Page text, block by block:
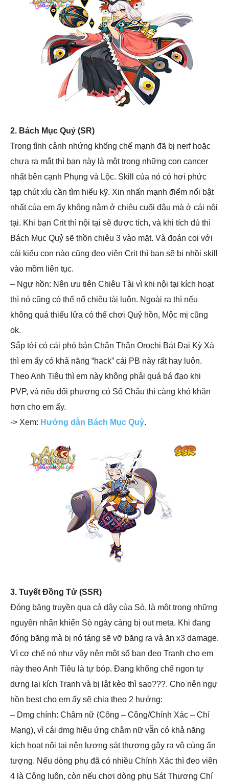
2. Bách Mục Quỷ (SR)
Trong tình cảnh nhứng khống chế mạnh đã bị nerf hoặc
chưa ra mắt thì bạn này là một trong những con cancer
nhất bên cạnh Phụng và Lộc. Skill của nó có hơi phức
tạp chút xíu cần tìm hiểu kỹ. Xin nhấn mạnh điểm nổi bật
nhất của em ấy không nằm ở chiêu cuối đâu mà ở cái nội
tại. Khi bạn Crit thì nội tại sẽ được tích, và khi tích đủ thì
Bách Mục Quỷ sẽ thồn chiêu 3 vào mặt. Và đoán coi với
cái kiểu con nào cũng đeo viên Crit thì bạn sẽ bị nhồi skill
vào mồm liên tục.
– Ngự hồn: Nên ưu tiên Chiêu Tài vì khi nội tại kích hoạt
thì nó cũng có thể nổ chiêu tài luôn. Ngoài ra thì nếu
không quá thiếu lửa có thể chơi Quỷ hồn, Mộc mị cũng
ok.
Sắp tới có cái phó bản Chân Thân Orochi Bát Đại Kỳ Xà
thì em ấy có khả năng “hack” cái PB này rất hay luôn.
Theo Anh Tiêu thì em này không phải quá bá đạo khi
PVP, và nếu đối phương có Sổ Châu thì càng khó khăn
hơn cho em ấy.
-> Xem: Hướng dẫn Bách Mục Quỷ.
3. Tuyết Đồng Tử (SSR)
Đóng băng truyền qua cả dây của Sò, là một trong những
nguyên nhân khiến Sò ngày càng bị out meta. Khi đang
đóng băng mà bị nó táng sẽ vỡ băng ra và ăn x3 damage.
Vì cơ chế nó như vậy nên một số bạn đeo Tranh cho em
này theo Anh Tiêu là tự bóp. Đang khống chế ngon tự
dưng lại kích Tranh và bị lật kèo thì sao???. Cho nên ngự
hồn best cho em ấy sẽ chia theo 2 hướng:
– Dmg chính: Châm nữ (Công – Công/Chính Xác – Chí
Mạng), vì cái dmg hiệu ứng châm nữ vẫn có khả năng
kích hoạt nội tại nên lượng sát thương gây ra vô cùng ấn
tượng. Nếu dòng phụ đã có nhiều Chính Xác thì đeo viên
4 là Công luôn, còn nếu chơi dòng phụ Sát Thương Chí